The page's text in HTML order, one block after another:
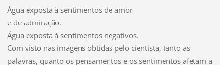
Água exposta à sentimentos de amor
e de admiração.
Água exposta à sentimentos negativos.
Com visto nas imagens obtidas pelo cientista, tanto as
palavras, quanto os pensamentos e os sentimentos afetam a